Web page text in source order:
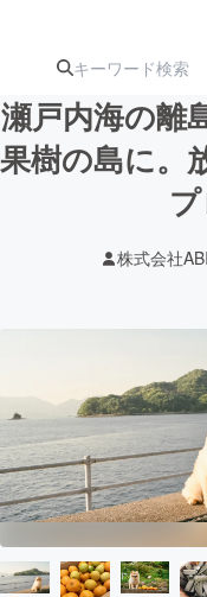
注
テクノロ
映像・映画
ビジネス・
まちづくり
瀬戸内海の離
果樹の島に。
株式会社